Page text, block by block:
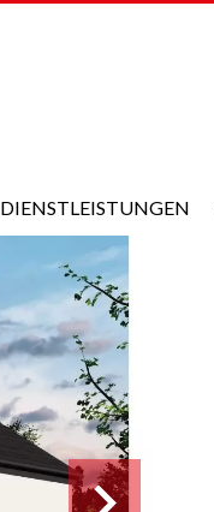
DIENSTLEISTUNGEN